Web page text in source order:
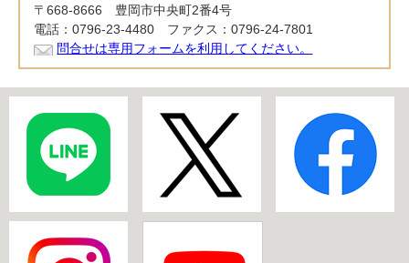
〒668-8666 豊岡市中央町2番4号
電話：0796-23-4480 ファクス：0796-24-7801
問合せは専用フォームを利用してください。